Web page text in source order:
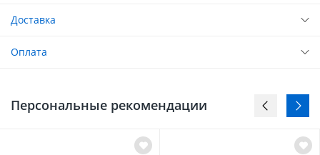
Доставка
Оплата
Персональные рекомендации